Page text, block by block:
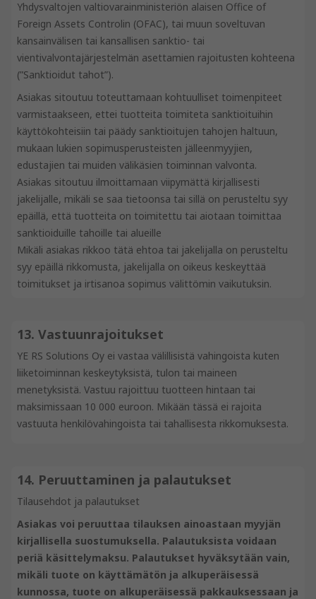
Yhdysvaltojen valtiovarainministeriön alaisen Office of
Foreign Assets Controlin (OFAC), tai muun soveltuvan
kansainvälisen tai kansallisen sanktio- tai
vientivalvontajärjestelmän asettamien rajoitusten kohteena
(”Sanktioidut tahot”).
Asiakas sitoutuu toteuttamaan kohtuulliset toimenpiteet
varmistaakseen, ettei tuotteita toimiteta sanktioituihin
käyttökohteisiin tai päädy sanktioitujen tahojen haltuun,
mukaan lukien sopimusperusteisten jälleenmyyjien,
edustajien tai muiden välikäsien toiminnan valvonta.
Asiakas sitoutuu ilmoittamaan viipymättä kirjallisesti
jakelijalle, mikäli se saa tietoonsa tai sillä on perusteltu syy
epäillä, että tuotteita on toimitettu tai aiotaan toimittaa
sanktioiduille tahoille tai alueille
Mikäli asiakas rikkoo tätä ehtoa tai jakelijalla on perusteltu
syy epäillä rikkomusta, jakelijalla on oikeus keskeyttää
toimitukset ja irtisanoa sopimus välittömin vaikutuksin.
13. Vastuunrajoitukset
YE RS Solutions Oy ei vastaa välillisistä vahingoista kuten
liiketoiminnan keskeytyksistä, tulon tai maineen
menetyksistä. Vastuu rajoittuu tuotteen hintaan tai
maksimissaan 10 000 euroon. Mikään tässä ei rajoita
vastuuta henkilövahingoista tai tahallisesta rikkomuksesta.
14. Peruuttaminen ja palautukset
Tilausehdot ja palautukset
Asiakas voi peruuttaa tilauksen ainoastaan myyjän
kirjallisella suostumuksella. Palautuksista voidaan
periä käsittelymaksu. Palautukset hyväksytään vain,
mikäli tuote on käyttämätön ja alkuperäisessä
kunnossa, tuote on alkuperäisessä pakkauksessaan ja